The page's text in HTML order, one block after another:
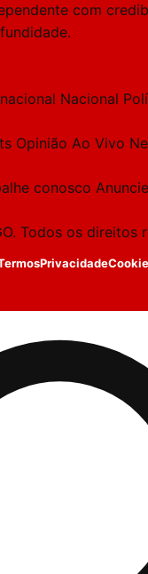
com
Nacional
Opinião Ao Vivo
conosco Anuncie
Todos os direitos
Privacidade